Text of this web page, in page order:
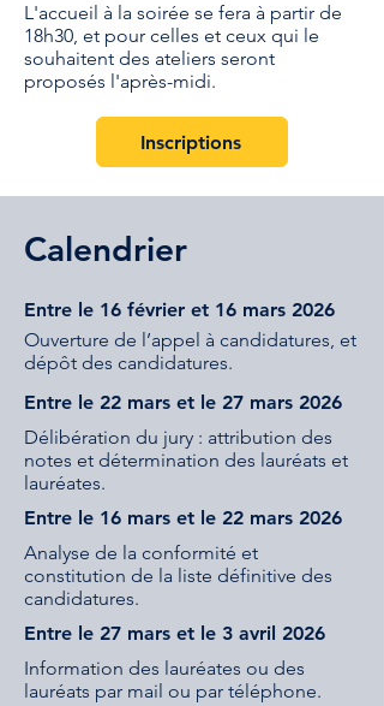
L'accueil à la soirée se fera à partir de
18h30, et pour celles et ceux qui le
souhaitent des ateliers seront
proposés l'après-midi.
Inscriptions
Calendrier
Entre le 16 février et 16 mars 2026
Ouverture de l’appel à candidatures, et
dépôt des candidatures.
Entre le 22 mars et le 27 mars 2026
Délibération du jury : attribution des
notes et détermination des lauréats et
lauréates.
Entre le 16 mars et le 22 mars 2026
Analyse de la conformité et
constitution de la liste définitive des
candidatures.
Entre le 27 mars et le 3 avril 2026
Information des lauréates ou des
lauréats par mail ou par téléphone.